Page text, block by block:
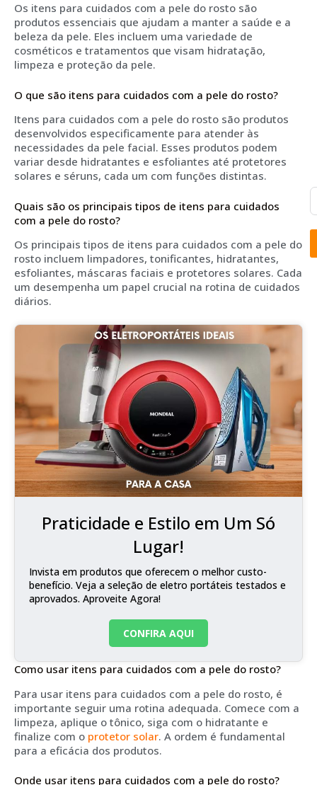
Os itens para cuidados com a pele do rosto são
produtos essenciais que ajudam a manter a saúde e a
beleza da pele. Eles incluem uma variedade de
cosméticos e tratamentos que visam hidratação,
limpeza e proteção da pele.
O que são itens para cuidados com a pele do rosto?
Itens para cuidados com a pele do rosto são produtos
desenvolvidos especificamente para atender às
necessidades da pele facial. Esses produtos podem
variar desde hidratantes e esfoliantes até protetores
solares e séruns, cada um com funções distintas.
Quais são os principais tipos de itens para cuidados
com a pele do rosto?
Os principais tipos de itens para cuidados com a pele do
rosto incluem limpadores, tonificantes, hidratantes,
esfoliantes, máscaras faciais e protetores solares. Cada
um desempenha um papel crucial na rotina de cuidados
diários.
Praticidade e Estilo em Um Só
Lugar!
Invista em produtos que oferecem o melhor custo-
benefício. Veja a seleção de eletro portáteis testados e
aprovados. Aproveite Agora!
CONFIRA AQUI
Como usar itens para cuidados com a pele do rosto?
Para usar itens para cuidados com a pele do rosto, é
importante seguir uma rotina adequada. Comece com a
limpeza, aplique o tônico, siga com o hidratante e
finalize com o protetor solar. A ordem é fundamental
para a eficácia dos produtos.
Onde usar itens para cuidados com a pele do rosto?